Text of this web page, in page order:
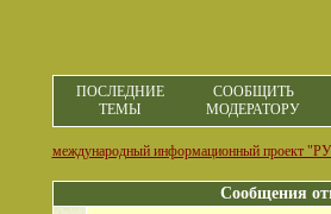
ПОСЛЕДНИЕ
ТЕМЫ
СООБЩИТЬ
МОДЕРАТОРУ
международный информационный
Сообщения